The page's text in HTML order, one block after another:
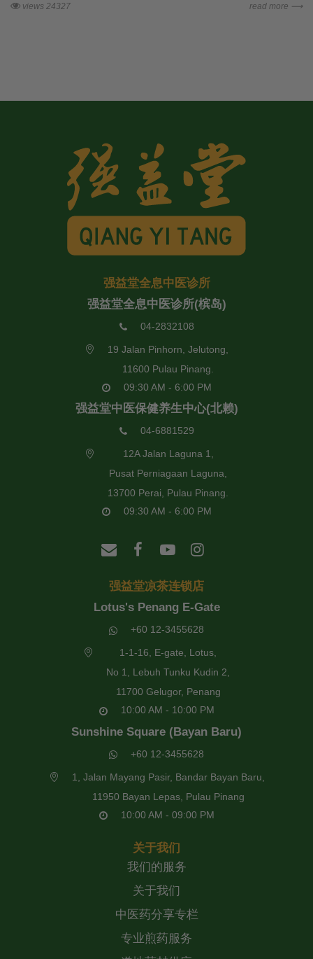
views 24327 read more ⟶
强益堂全息中医诊所
强益堂全息中医诊所(槟岛)
04-2832108
19 Jalan Pinhorn, Jelutong,
11600 Pulau Pinang.
09:30 AM - 6:00 PM
强益堂中医保健养生中心(北赖)
04-6881529
12A Jalan Laguna 1,
Pusat Perniagaan Laguna,
13700 Perai, Pulau Pinang.
09:30 AM - 6:00 PM
强益堂凉茶连锁店
Lotus's Penang E-Gate
+60 12-3455628
1-1-16, E-gate, Lotus,
No 1, Lebuh Tunku Kudin 2,
11700 Gelugor, Penang
10:00 AM - 10:00 PM
Sunshine Square (Bayan Baru)
+60 12-3455628
1, Jalan Mayang Pasir, Bandar Bayan Baru,
11950 Bayan Lepas, Pulau Pinang
10:00 AM - 09:00 PM
关于我们
我们的服务
关于我们
中医药分享专栏
专业煎药服务